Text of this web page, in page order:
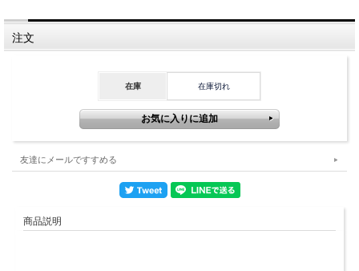
注文
在庫 在庫切れ
友達にメールですすめる
商品説明